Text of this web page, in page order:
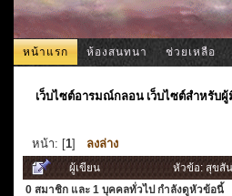
หน้าแรก ห้องสนทนา ช่วยเหลือ
เว็บไซต์อารมณ์กลอน เว็บไซต์สำหรับ
หน้า: [1] ลงล่าง
ผู้เขียน
หัวข้อ: สุขสั
0 สมาชิก และ 1 บุคคลทั่วไป กำลังดูหัวข้อนี้